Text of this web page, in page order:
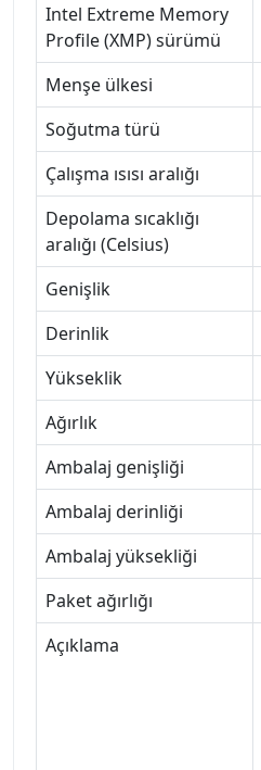
Intel Extreme Memory
Profile (XMP) sürümü
Menşe ülkesi
Soğutma türü
Çalışma ısısı aralığı
Depolama sıcaklığı
aralığı (Celsius)
Genişlik
Derinlik
Yükseklik
Ağırlık
Ambalaj genişliği
Ambalaj derinliği
Ambalaj yüksekliği
Paket ağırlığı
Açıklama